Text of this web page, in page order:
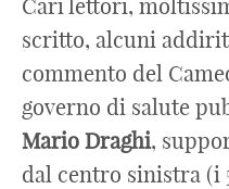
Cari lettori,
scritto, alcuni
commento del
governo di salute
Mario Draghi,
dal centro sinistra (i